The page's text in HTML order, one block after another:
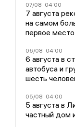
07/08 04:00
7 августа
на самом
первое
06/08 04:00
6 августа в
автобуса и
шесть
05/08 04:00
5 августа в
частный дом